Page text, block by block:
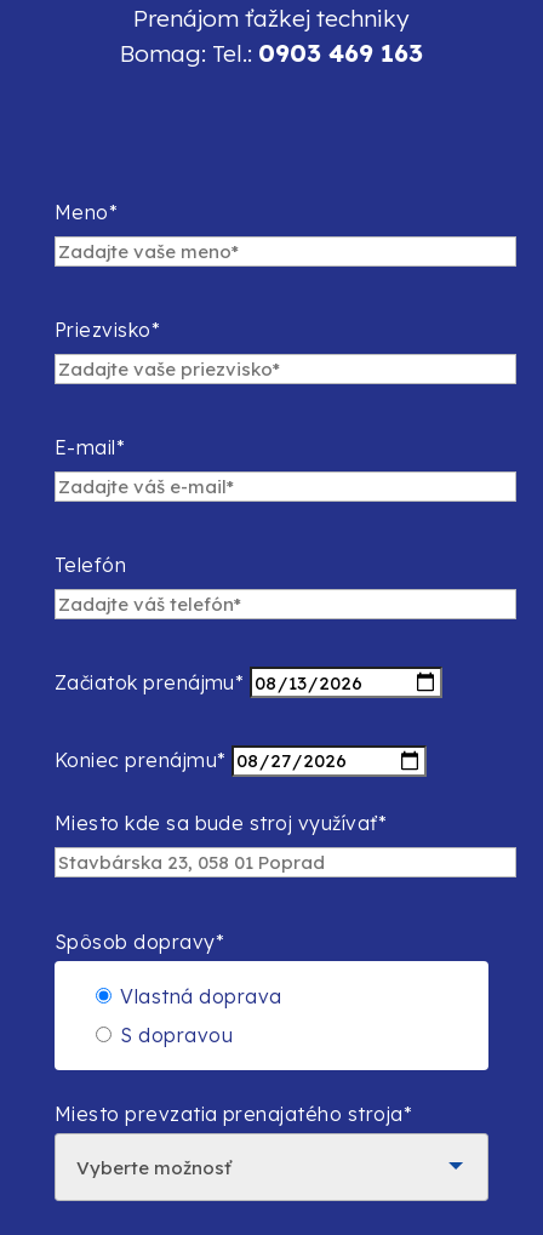
Prenájom ťažkej techniky
Bomag: Tel.: 0903 469 163
Meno*
Priezvisko*
E-mail*
Telefón
Začiatok prenájmu*
Koniec prenájmu*
Miesto kde sa bude stroj využívať*
Spôsob dopravy*
Vlastná doprava
S dopravou
Miesto prevzatia prenajatého stroja*